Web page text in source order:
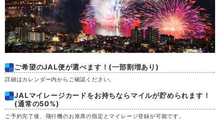
金 28
土 29
日 30
月 31
ご希望のJAL便が選べます！(一部割増あり)
詳細はカレンダー内からご確認ください。
JALマイレージカードをお持ちならマイルが貯められます！
(通常の50%)
ご予約完了後、飛行機のお座席の指定とマイレージ登録が可能です。